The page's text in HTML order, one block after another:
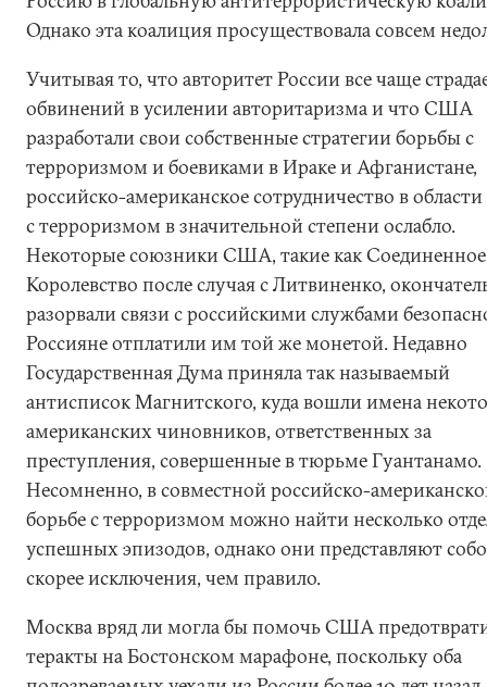
Однако эта коалиция просуществовала совсем
Учитывая то, что авторитет России все чаще
обвинений в усилении авторитаризма и что США
разработали свои собственные стратегии борьбы с
терроризмом и боевиками в Ираке и Афганистане,
российско-американское сотрудничество в
с терроризмом в значительной степени ослабло.
Некоторые союзники США, такие как Соединенное
Королевство после случая с Литвиненко,
разорвали связи с российскими службами
Россияне отплатили им той же монетой. Недавно
Государственная Дума приняла так называемый
антисписок Магнитского, куда вошли имена
американских чиновников, ответственных за
преступления, совершенные в тюрьме Гуантанамо.
Несомненно, в совместной российско-
борьбе с терроризмом можно найти несколько
успешных эпизодов, однако они представляют
скорее исключения, чем правило.
Москва вряд ли могла бы помочь США
теракты на Бостонском марафоне, поскольку оба